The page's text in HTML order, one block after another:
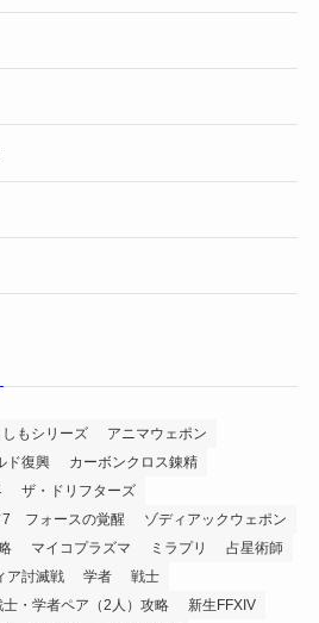
しもシリーズ
アニマウェポン
ド復興
カーボンクロス錬精
ザ・ドリフターズ
7 フォースの覚醒
ゾディアックウェポン
マイコプラズマ ミラプリ
占星術師
ア討滅戦 学者
戦士
士・学者ペア（2人）攻略
新生FFXIV